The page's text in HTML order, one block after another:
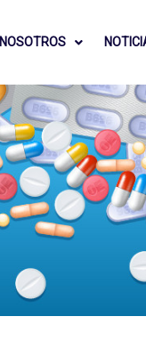
NOSOTROS